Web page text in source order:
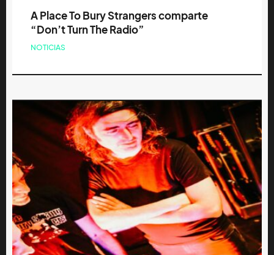
A Place To Bury Strangers comparte
“Don’t Turn The Radio”
NOTICIAS